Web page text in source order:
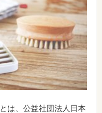
とは、公益社団法人日本